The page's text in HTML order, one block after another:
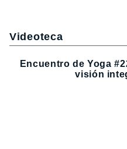
Videoteca
Encuentro de Yoga
visión